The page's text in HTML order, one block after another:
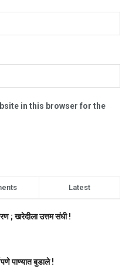
in this browser for the
Latest
; खरेदीला उत्तम संधी !
पाण्यात बुडाले !